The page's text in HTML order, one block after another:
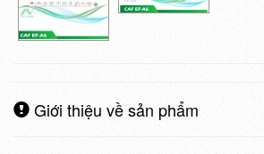
Giới thiệu về sản phẩm